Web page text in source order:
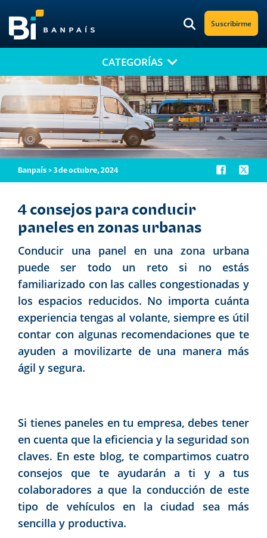
Suscribirme
¡No te pierdas nuestro nuevo contenido!
Suscríbete a nuestro blog y recibe mensualmente en tu correo
electrónico, las noticias más relevantes.
CATEGORÍAS
Banpaís > 3 de octubre, 2024
4 consejos para conducir
paneles en zonas urbanas
Conducir una panel en una zona urbana
puede ser todo un reto si no estás
familiarizado con las calles congestionadas y
los espacios reducidos. No importa cuánta
experiencia tengas al volante, siempre es útil
contar con algunas recomendaciones que te
ayuden a movilizarte de una manera más
ágil y segura.
Si tienes paneles en tu empresa, debes tener
en cuenta que la eficiencia y la seguridad son
claves. En este blog, te compartimos cuatro
consejos que te ayudarán a ti y a tus
colaboradores a que la conducción de este
tipo de vehículos en la ciudad sea más
sencilla y productiva.